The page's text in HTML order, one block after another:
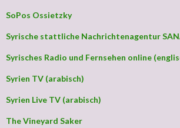
SoPos Ossietzky
Syrische stattliche Nachrichtenagentur
Syrisches Radio und Fernsehen online
Syrien TV (arabisch)
Syrien Live TV (arabisch)
The Vineyard Saker